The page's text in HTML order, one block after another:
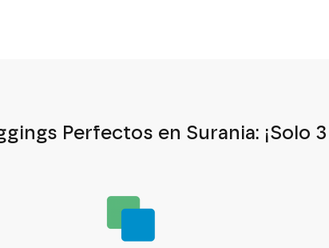
Perfectos en Surania: ¡Solo 3